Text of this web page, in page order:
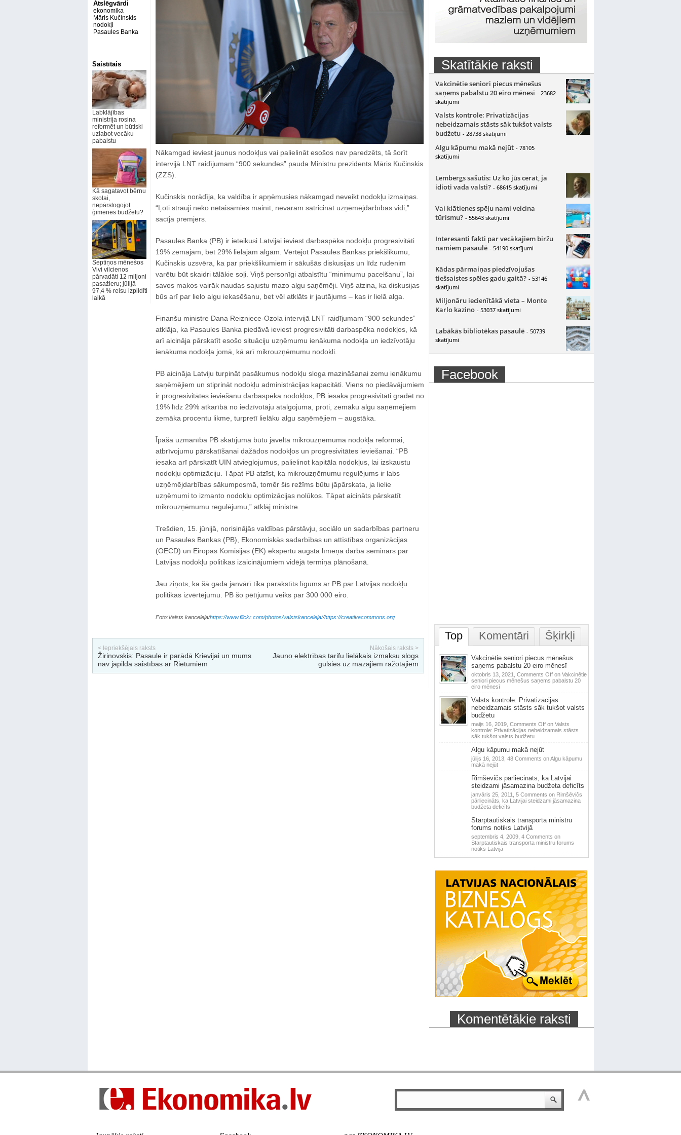
Atslēgvārdi
ekonomika
Māris Kučinskis
nodokļi
Pasaules Banka
Saistītais
Labklājības
ministrija rosina
reformēt un būtiski
uzlabot vecāku
pabalstu
Kā sagatavot bērnu
skolai,
nepārslogojot
ģimenes budžetu?
Septiņos mēnešos
Vivi vilcienos
pārvadāti 12 miljoni
pasažieru; jūlijā
97,4 % reisu izpildīti
laikā
Nākamgad ieviest jaunus nodokļus vai palielināt esošos nav paredzēts, tā šorīt
intervijā LNT raidījumam “900 sekundes” pauda Ministru prezidents Māris Kučinskis
(ZZS).
Kučinskis norādīja, ka valdība ir apņēmusies nākamgad neveikt nodokļu izmaiņas.
“Ļoti strauji neko netaisāmies mainīt, nevaram satricināt uzņēmējdarbības vidi,”
sacīja premjers.
Pasaules Banka (PB) ir ieteikusi Latvijai ieviest darbaspēka nodokļu progresivitāti
19% zemajām, bet 29% lielajām algām. Vērtējot Pasaules Bankas priekšlikumu,
Kučinskis uzsvēra, ka par priekšlikumiem ir sākušās diskusijas un līdz rudenim
varētu būt skaidri tālākie soļi. Viņš personīgi atbalstītu “minimumu pacelšanu”, lai
savos makos vairāk naudas sajustu mazo algu saņēmēji. Viņš atzina, ka diskusijas
būs arī par lielo algu iekasēšanu, bet vēl atklāts ir jautājums – kas ir lielā alga.
Finanšu ministre Dana Reizniece-Ozola intervijā LNT raidījumam “900 sekundes”
atklāja, ka Pasaules Banka piedāvā ieviest progresivitāti darbaspēka nodokļos, kā
arī aicināja pārskatīt esošo situāciju uzņēmumu ienākuma nodokļa un iedzīvotāju
ienākuma nodokļa jomā, kā arī mikrouzņēmumu nodokli.
PB aicināja Latviju turpināt pasākumus nodokļu sloga mazināšanai zemu ienākumu
saņēmējiem un stiprināt nodokļu administrācijas kapacitāti. Viens no piedāvājumiem
ir progresivitātes ieviešanu darbaspēka nodokļos, PB iesaka progresivitāti gradēt no
19% līdz 29% atkarībā no iedzīvotāju atalgojuma, proti, zemāku algu saņēmējiem
zemāka procentu likme, turpretī lielāku algu saņēmējiem – augstāka.
Īpaša uzmanība PB skatījumā būtu jāvelta mikrouzņēmuma nodokļa reformai,
atbrīvojumu pārskatīšanai dažādos nodokļos un progresivitātes ieviešanai. “PB
iesaka arī pārskatīt UIN atvieglojumus, palielinot kapitāla nodokļus, lai izskaustu
nodokļu optimizāciju. Tāpat PB atzīst, ka mikrouzņēmumu regulējums ir labs
uzņēmējdarbības sākumposmā, tomēr šis režīms būtu jāpārskata, ja lielie
uzņēmumi to izmanto nodokļu optimizācijas nolūkos. Tāpat aicināts pārskatīt
mikrouzņēmumu regulējumu,” atklāj ministre.
Trešdien, 15. jūnijā, norisinājās valdības pārstāvju, sociālo un sadarbības partneru
un Pasaules Bankas (PB), Ekonomiskās sadarbības un attīstības organizācijas
(OECD) un Eiropas Komisijas (EK) ekspertu augsta līmeņa darba seminārs par
Latvijas nodokļu politikas izaicinājumiem vidējā termiņa plānošanā.
Jau ziņots, ka šā gada janvārī tika parakstīts līgums ar PB par Latvijas nodokļu
politikas izvērtējumu. PB šo pētījumu veiks par 300 000 eiro.
Foto:Valsts kanceleja/https://www.flickr.com/photos/valstskanceleja//https://creativecommons.org
< Iepriekšējais raksts
Žirinovskis: Pasaule ir parādā Krievijai un mums
nav jāpilda saistības ar Rietumiem
Nākošais raksts >
Jauno elektrības tarifu lielākais izmaksu slogs
gulsies uz mazajiem ražotājiem
Skatītākie raksti
Vakcinētie seniori piecus mēnešus
saņems pabalstu 20 eiro mēnesī - 23682
skatījumi
Valsts kontrole: Privatizācijas
nebeidzamais stāsts sāk tukšot valsts
budžetu - 28738 skatījumi
Algu kāpumu makā nejūt - 78105
skatījumi
Lembergs sašutis: Uz ko jūs cerat, ja
idioti vada valsti? - 68615 skatījumi
Vai klātienes spēļu nami veicina
tūrismu? - 55643 skatījumi
Interesanti fakti par vecākajiem biržu
namiem pasaulē - 54190 skatījumi
Kādas pārmaiņas piedzīvojušas
tiešsaistes spēles gadu gaitā? - 53146
skatījumi
Miljonāru iecienītākā vieta – Monte
Karlo kazino - 53037 skatījumi
Labākās bibliotēkas pasaulē - 50739
skatījumi
Facebook
Top Komentāri Šķirkļi
Vakcinētie seniori piecus mēnešus
saņems pabalstu 20 eiro mēnesī
oktobris 13, 2021, Comments Offon Vakcinētie
seniori piecus mēnešus saņems pabalstu 20
eiro mēnesī
Valsts kontrole: Privatizācijas
nebeidzamais stāsts sāk tukšot valsts
budžetu
maijs 16, 2019, Comments Offon Valsts
kontrole: Privatizācijas nebeidzamais stāsts
sāk tukšot valsts budžetu
Algu kāpumu makā nejūt
jūlijs 16, 2013, 48 Comments on Algu kāpumu
makā nejūt
Rimšēvičs pārliecināts, ka Latvijai
steidzami jāsamazina budžeta deficīts
janvāris 25, 2011, 5 Comments on Rimšēvičs
pārliecināts, ka Latvijai steidzami jāsamazina
budžeta deficīts
Starptautiskais transporta ministru
forums notiks Latvijā
septembris 4, 2009, 4 Comments on
Starptautiskais transporta ministru forums
notiks Latvijā
Komentētākie raksti